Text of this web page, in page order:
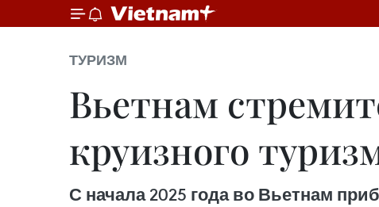
ТУРИЗМ
Вьетнам
круизного
С начала 2025 года во Вьетнам